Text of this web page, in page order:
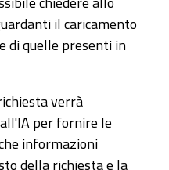
il caricamento
di quelle presenti in
verrà
per fornire le
informazioni
della richiesta e la